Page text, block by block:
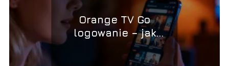
Orange TV Go
logowanie – jak
uzyskać dostęp do
usługi?